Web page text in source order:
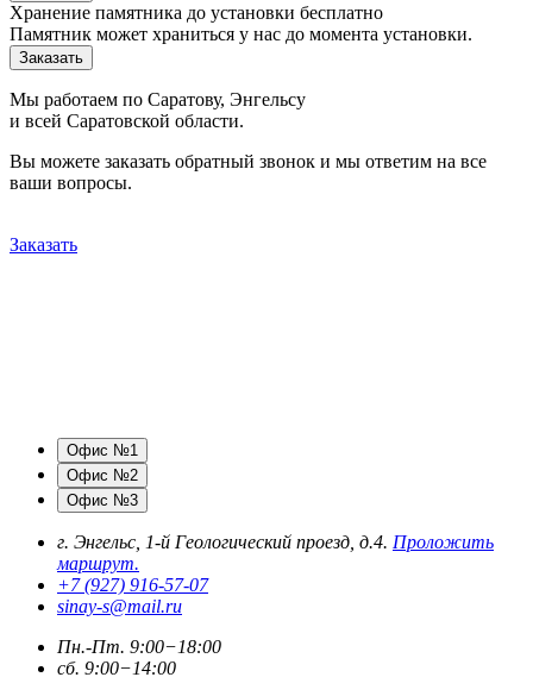
Хранение памятника до установки бесплатно
Памятник может храниться у нас до момента установки.
Заказать
Мы работаем по Саратову, Энгельсу
и всей Саратовской области.
Вы можете заказать обратный звонок и мы ответим на все
ваши вопросы.
Заказать
Офис №1
Офис №2
Офис №3
г. Энгельс, 1-й Геологический проезд, д.4. Проложить
маршрут.
+7 (927) 916-57-07
sinay-s@mail.ru
Пн.-Пт. 9:00−18:00
сб. 9:00−14:00